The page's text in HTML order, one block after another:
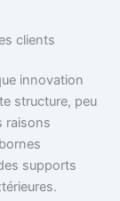
clients
innovation
structure, peu
raisons
supports